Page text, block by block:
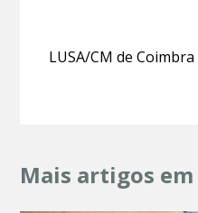
LUSA/CM de Coimbra
Mais artigos